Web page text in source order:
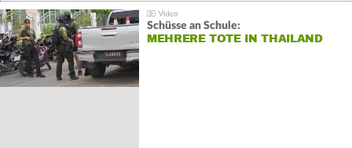
Schüsse an Schule:
MEHRERE TOTE IN THAILAND